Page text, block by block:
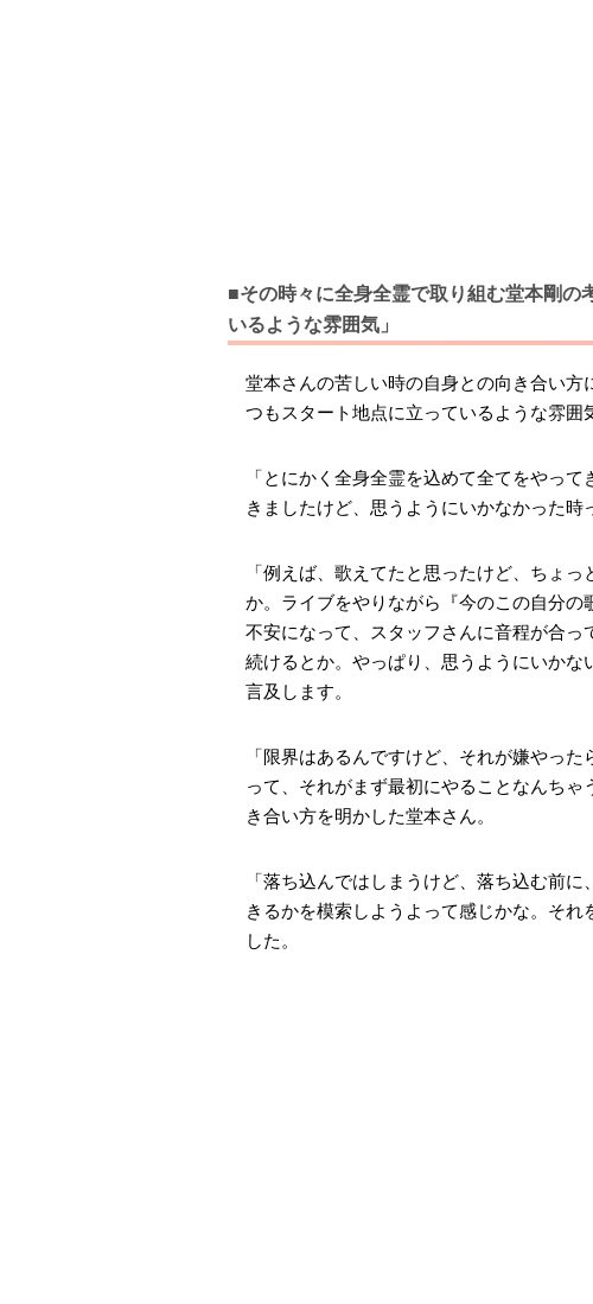
■その時々に全身全霊で取り組む堂本剛の
いるような雰囲気」
堂本さんの苦しい時の自身との向き合い
つもスタート地点に立っているような雰囲
「とにかく全身全霊を込めて全てをやっ
きましたけど、思うようにいかなかった時
「例えば、歌えてたと思ったけど、ちょ
か。ライブをやりながら『今のこの自分
不安になって、スタッフさんに音程が合
続けるとか。やっぱり、思うようにいか
言及します。
「限界はあるんですけど、それが嫌やっ
って、それがまず最初にやることなんち
き合い方を明かした堂本さん。
「落ち込んではしまうけど、落ち込む前
きるかを模索しようよって感じかな。そ
した。